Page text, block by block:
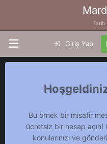
Tarih
Giriş Yap
Bu örnek bir misafir
ücretsiz bir hesap
konularınızı ve